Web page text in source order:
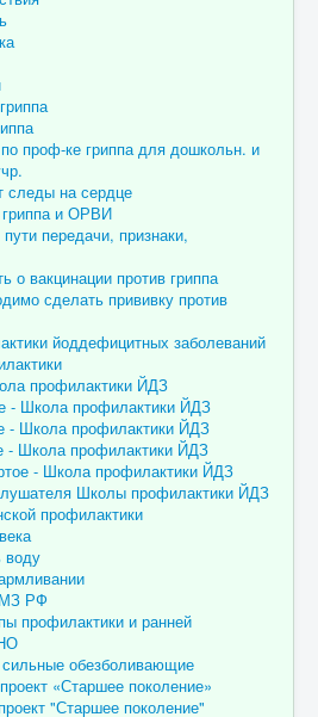
проф-ке гриппа для дошкольн. и
следы на сердце
и ОРВИ
передачи, признаки,
о вакцинации против гриппа
сделать прививку против
йоддефицитных заболеваний
профилактики ЙДЗ
- Школа профилактики ЙДЗ
- Школа профилактики ЙДЗ
- Школа профилактики ЙДЗ
- Школа профилактики ЙДЗ
Школы профилактики ЙДЗ
профилактики
воду
МЗ РФ
профилактики и ранней
обезболивающие
«Старшее поколение»
"Старшее поколение"